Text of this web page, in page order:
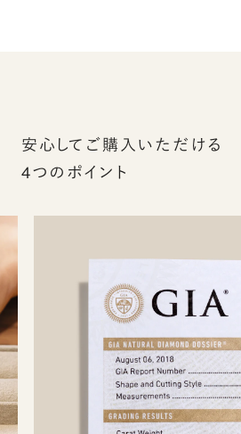
安心してご購入いただける
4つのポイント